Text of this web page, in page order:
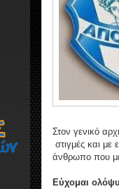
Στον γενικό
στιγμές και με
άνθρωπο που
Εύχομαι